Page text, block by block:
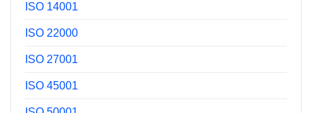
ISO 14001
ISO 22000
ISO 27001
ISO 45001